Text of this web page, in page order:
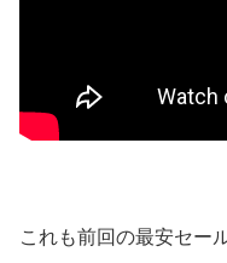
これも前回の最安セー